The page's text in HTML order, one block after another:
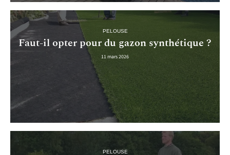
PELOUSE
Faut-il opter pour du gazon synthétique ?
11 mars 2026
PELOUSE